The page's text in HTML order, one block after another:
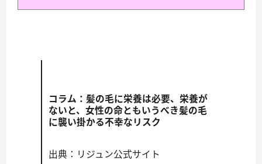
コラム：髪の毛に栄養は必要、栄養が
ないと、女性の命ともいうべき髪の毛
に襲い掛かる不幸なリスク
出典：リジュン公式サイト